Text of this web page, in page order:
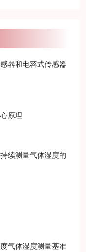
器和电容式传感器
原理
续测量气体湿度的
气体湿度测量基准